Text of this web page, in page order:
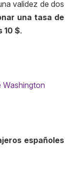
validez de dos
una tasa de
10 $.
Washington
españoles